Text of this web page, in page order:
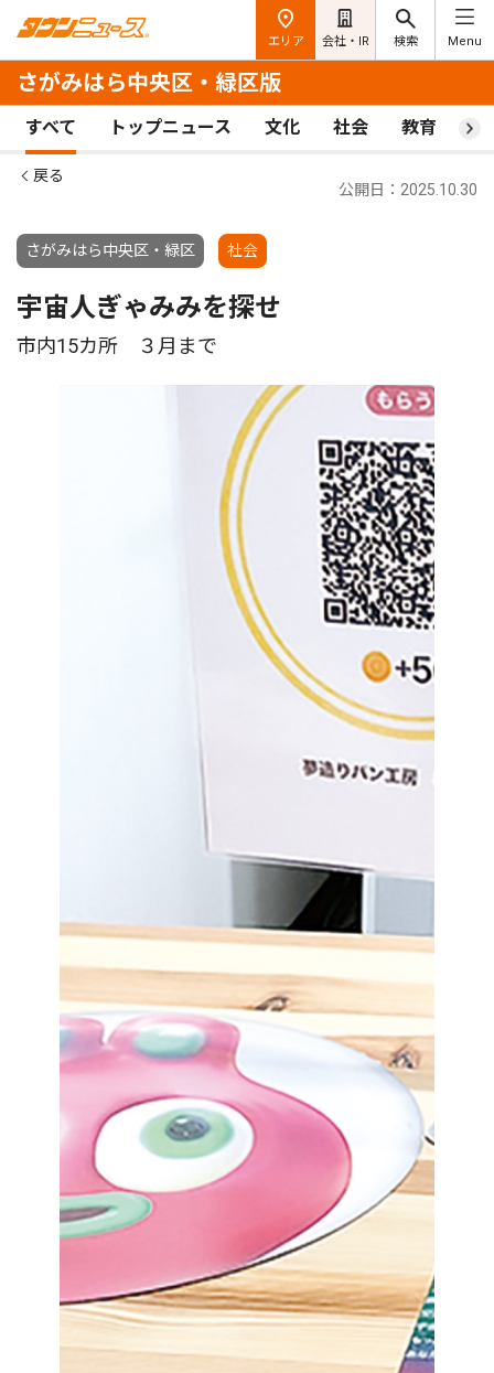
エリア 会社・IR 検索 Menu
さがみはら中央区・緑区版
すべて トップニュース 文化 社会 教育 ス
戻る
さがみはら中央区・緑区 社会
公開日：2025.10.30
宇宙人ぎゃみみを探せ
市内15カ所 ３月まで